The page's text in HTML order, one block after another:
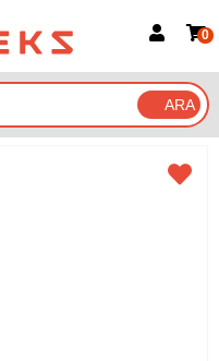
Google İle Bağlan
0